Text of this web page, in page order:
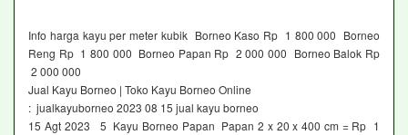
Info harga kayu per meter kubik Borneo Kaso Rp 1 800 000 Borneo
Reng Rp 1 800 000 Borneo Papan Rp 2 000 000 Borneo Balok Rp
2 000 000
Jual Kayu Borneo | Toko Kayu Borneo Online
: jualkayuborneo 2023 08 15 jual kayu borneo
15 Agt 2023 5 Kayu Borneo Papan Papan 2 x 20 x 400 cm = Rp 1